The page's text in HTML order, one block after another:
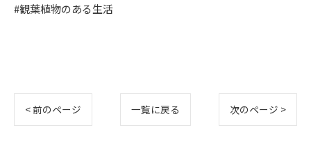
#観葉植物のある生活
< 前のページ 一覧に戻る 次のページ >